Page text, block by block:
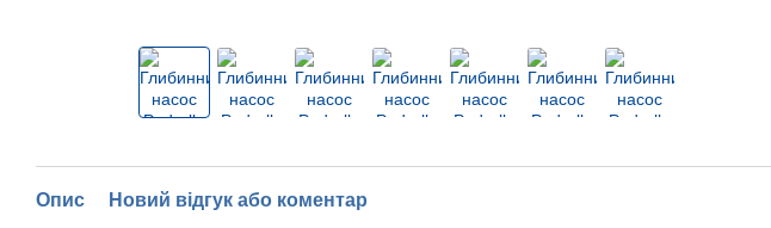
Опис Новий відгук або коментар